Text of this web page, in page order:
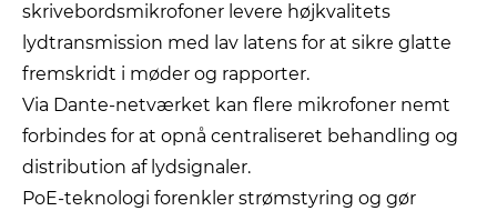
skrivebordsmikrofoner levere højkvalitets
lydtransmission med lav latens for at sikre glatte
fremskridt i møder og rapporter.
Via Dante-netværket kan flere mikrofoner nemt
forbindes for at opnå centraliseret behandling og
distribution af lydsignaler.
PoE-teknologi forenkler strømstyring og gør